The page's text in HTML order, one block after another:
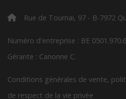
Rue de Tournai, 97 - B-7972
Numéro d'entreprise : BE
Gérante : Canonne C.
Conditions générales de vente,
de respect de la vie privée